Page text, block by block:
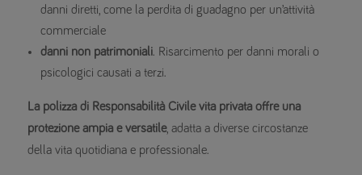
danni diretti, come la perdita di guadagno per un’attività
commerciale
danni non patrimoniali. Risarcimento per danni morali o
psicologici causati a terzi.
La polizza di Responsabilità Civile vita privata offre una
protezione ampia e versatile, adatta a diverse circostanze
della vita quotidiana e professionale.